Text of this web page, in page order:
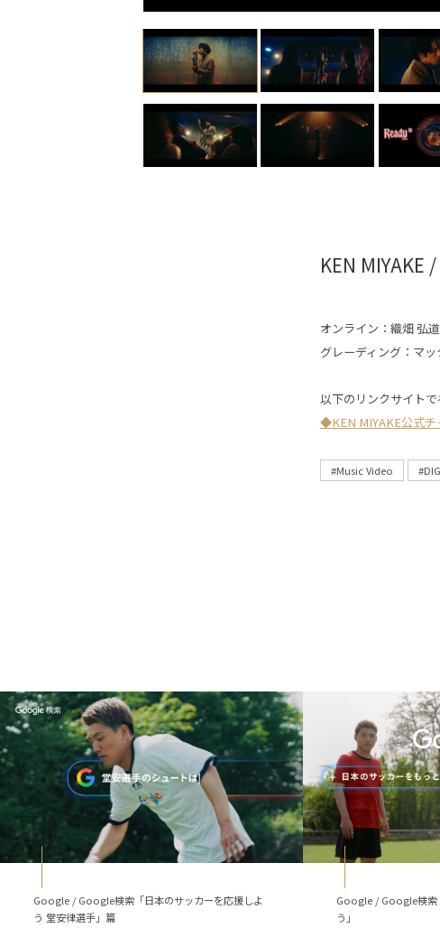
KEN MIYAKE
オンライン： 織畑 弘道
グレーディング：マ
以下のリンクサイトで
◆KEN MIYAKE公式チ
#Music Video
Google / Google検索「日本のサッカーを応援しよ
う 堂安律選手」篇
Google / Google検索
う」